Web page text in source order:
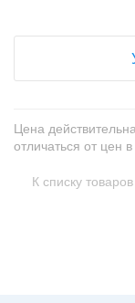
Цена
отличаться от цен
К списку товаров